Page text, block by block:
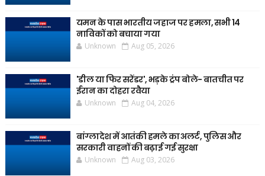
यमन के पास भारतीय जहाज पर हमला, सभी 14
नाविकों को बचाया गया
Unknown Aug 05, 2026
'डील या फिर सरेंडर', भड़के ट्रंप बोले- बातचीत पर
ईरान का दोहरा रवैया
Unknown Aug 04, 2026
बांग्लादेश में आतंकी हमले का अलर्ट, पुलिस और
सरकारी वाहनों की बढ़ाई गई सुरक्षा
Unknown Aug 03, 2026